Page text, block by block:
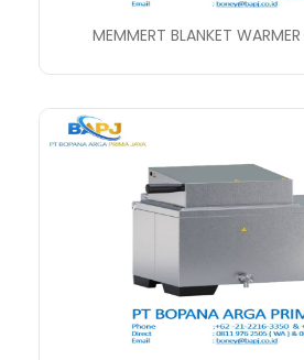
MEMMERT BLANKET WARMER